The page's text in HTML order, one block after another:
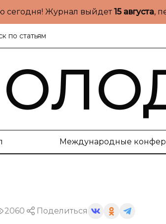
сегодня! Журнал выйдет15 августа,
Международные
2060 Поделиться